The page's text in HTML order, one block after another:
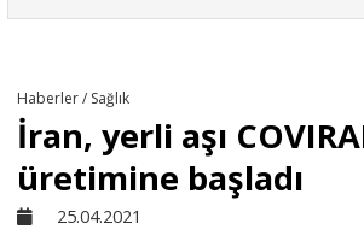
Derkenar
Haberler / Sağlık
İran, yerli aşı
üretimine başladı
25.04.2021